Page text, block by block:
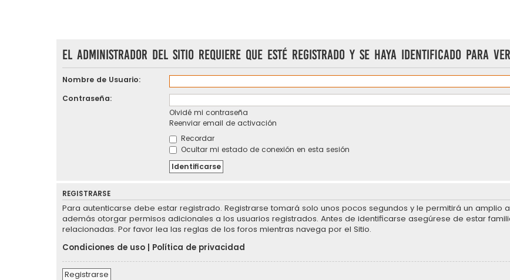
El administrador del sitio requiere que esté registrado y se haya identificado para
Nombre de Usuario:
Contraseña:
Olvidé mi contraseña
Reenviar email de activación
Recordar
Ocultar mi estado de conexión en esta sesión
REGISTRARSE
Para autenticarse debe estar registrado. Registrarse tomará solo unos pocos segundos y le permitirá un amplio
además otorgar permisos adicionales a los usuarios registrados. Antes de identificarse asegúrese de estar
relacionadas. Por favor lea las reglas de los foros mientras navega por el Sitio.
Condiciones de uso
Política de privacidad
Registrarse